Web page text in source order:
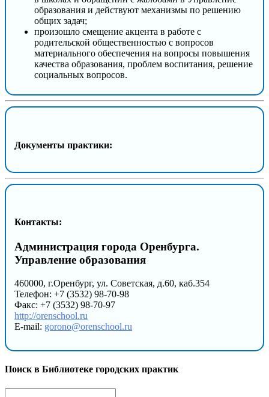
образования и действуют механизмы по решению
общих задач;
произошло смещение акцента в работе с
родительской общественностью с вопросов
материального обеспечения на вопросы повышения
качества образования, проблем воспитания, решение
социальных вопросов.
Документы практики:
Контакты:
Администрация города Оренбурга.
Управление образования
460000, г.Оренбург, ул. Советская, д.60, каб.354
Телефон: +7 (3532) 98-70-98
Факс: +7 (3532) 98-70-97
http://orenschool.ru
E-mail: gorono@orenschool.ru
Поиск в Библиотеке городских практик